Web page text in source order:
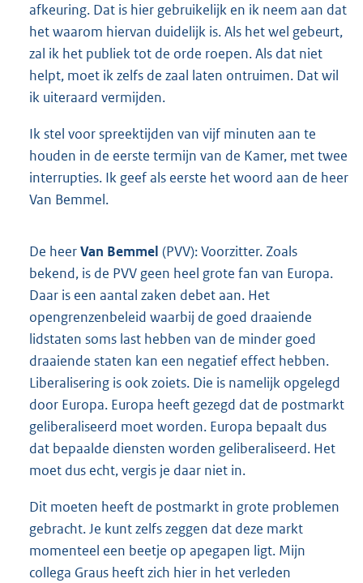
afkeuring. Dat is hier gebruikelijk en ik neem aan dat
het waarom hiervan duidelijk is. Als het wel gebeurt,
zal ik het publiek tot de orde roepen. Als dat niet
helpt, moet ik zelfs de zaal laten ontruimen. Dat wil
ik uiteraard vermijden.
Ik stel voor spreektijden van vijf minuten aan te
houden in de eerste termijn van de Kamer, met twee
interrupties. Ik geef als eerste het woord aan de heer
Van Bemmel.
De heerVan Bemmel (PVV): Voorzitter. Zoals
bekend, is de PVV geen heel grote fan van Europa.
Daar is een aantal zaken debet aan. Het
opengrenzenbeleid waarbij de goed draaiende
lidstaten soms last hebben van de minder goed
draaiende staten kan een negatief effect hebben.
Liberalisering is ook zoiets. Die is namelijk opgelegd
door Europa. Europa heeft gezegd dat de postmarkt
geliberaliseerd moet worden. Europa bepaalt dus
dat bepaalde diensten worden geliberaliseerd. Het
moet dus echt, vergis je daar niet in.
Dit moeten heeft de postmarkt in grote problemen
gebracht. Je kunt zelfs zeggen dat deze markt
momenteel een beetje op apegapen ligt. Mijn
collega Graus heeft zich hier in het verleden